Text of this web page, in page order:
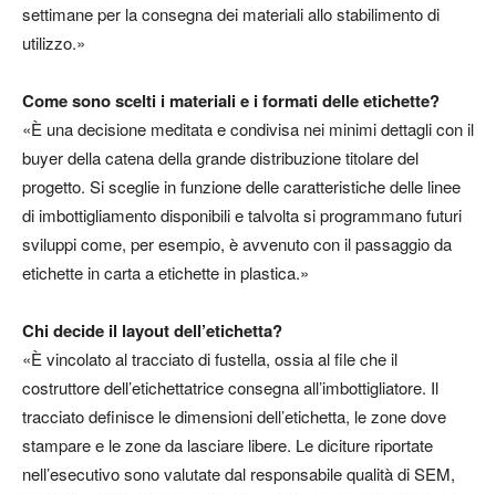
settimane per la consegna dei materiali allo stabilimento di
utilizzo.»
Come sono scelti i materiali e i formati delle etichette?
«È una decisione meditata e condivisa nei minimi dettagli con il
buyer della catena della grande distribuzione titolare del
progetto. Si sceglie in funzione delle caratteristiche delle linee
di imbottigliamento disponibili e talvolta si programmano futuri
sviluppi come, per esempio, è avvenuto con il passaggio da
etichette in carta a etichette in plastica.»
Chi decide il layout dell’etichetta?
«È vincolato al tracciato di fustella, ossia al file che il
costruttore dell’etichettatrice consegna all’imbottigliatore. Il
tracciato definisce le dimensioni dell’etichetta, le zone dove
stampare e le zone da lasciare libere. Le diciture riportate
nell’esecutivo sono valutate dal responsabile qualità di SEM,